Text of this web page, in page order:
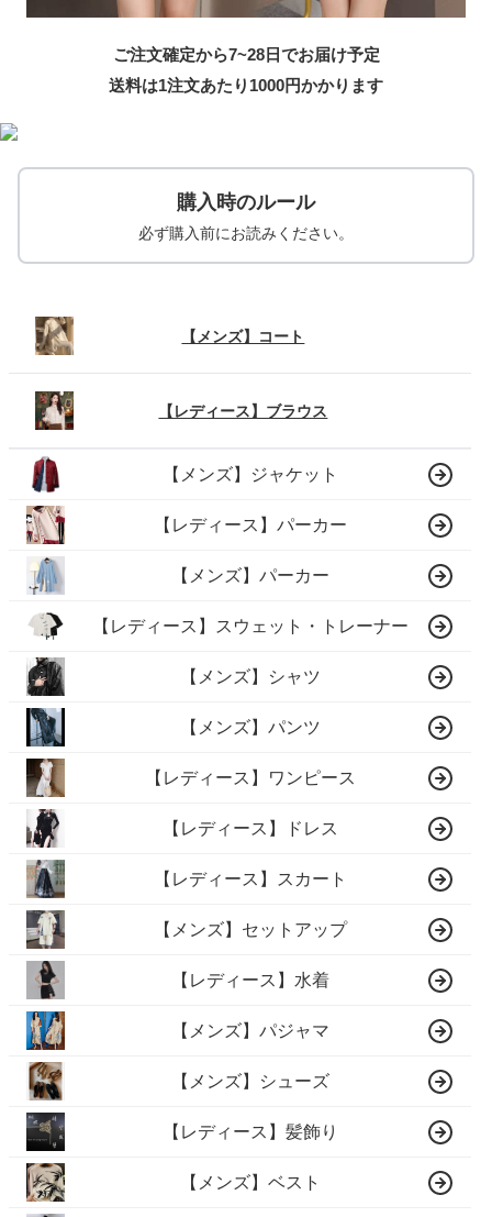
ご注文確定から7~28日でお届け予定
送料は1注文あたり 1000円かかります
購入時のルール
必ず購入前にお読みください。
【メンズ】コート
【レディース】ブラウス
【メンズ】ジャケット
【レディース】パーカー
【メンズ】パーカー
【レディース】スウェット・トレーナー
【メンズ】シャツ
【メンズ】パンツ
【レディース】ワンピース
【レディース】ドレス
【レディース】スカート
【メンズ】セットアップ
【レディース】水着
【メンズ】パジャマ
【メンズ】シューズ
【レディース】髪飾り
【メンズ】ベスト